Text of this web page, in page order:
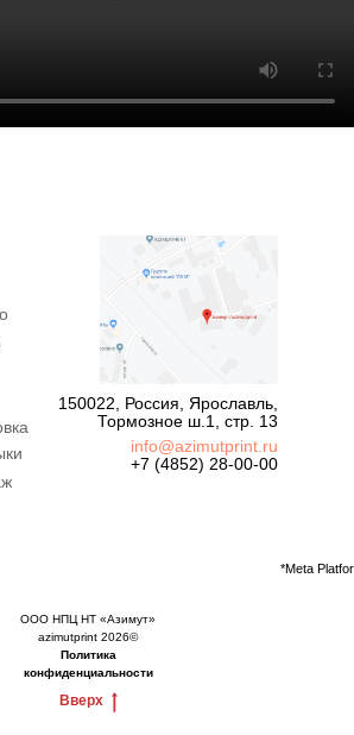
info@azimutprint.ru
+7 (4852) 28-00-00
ООО НПЦ НТ «Азимут»
azimutprint 2026©
Политика
конфиденциальности
150022, Россия, Ярославль,
Тормозное ш.1, стр. 13
*Meta
Вверх